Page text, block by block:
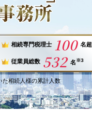
相続専門税理士 100 名超
従業員総数 532 名※3
た相続人様の累計人数